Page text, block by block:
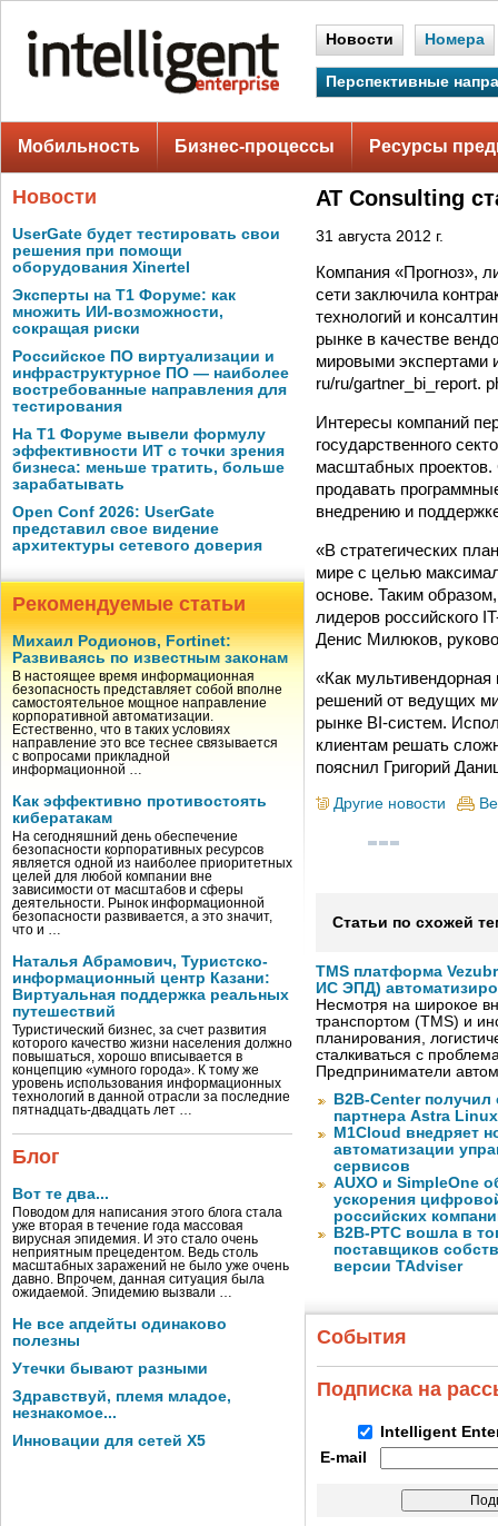
Новости Номера
Перспективные
Мобильность Бизнес-процессы Ресурсы
Новости
UserGate будет тестировать свои
решения при помощи
оборудования Xinertel
Эксперты на Т1 Форуме: как
множить ИИ-возможности,
сокращая риски
Российское ПО виртуализации и
инфраструктурное ПО — наиболее
востребованные направления для
тестирования
На Т1 Форуме вывели формулу
эффективности ИТ с точки зрения
бизнеса: меньше тратить, больше
зарабатывать
Open Conf 2026: UserGate
представил свое видение
архитектуры сетевого доверия
Рекомендуемые статьи
Михаил Родионов, Fortinet:
Развиваясь по известным законам
В настоящее время информационная
безопасность представляет собой вполне
самостоятельное мощное направление
корпоративной автоматизации.
Естественно, что в таких условиях
направление это все теснее связывается
с вопросами прикладной
информационной …
Как эффективно противостоять
кибератакам
На сегодняшний день обеспечение
безопасности корпоративных ресурсов
является одной из наиболее приоритетных
целей для любой компании вне
зависимости от масштабов и сферы
деятельности. Рынок информационной
безопасности развивается, а это значит,
что и …
Наталья Абрамович, Туристско-
информационный центр Казани:
Виртуальная поддержка реальных
путешествий
Туристический бизнес, за счет развития
которого качество жизни населения должно
повышаться, хорошо вписывается в
концепцию «умного города». К тому же
уровень использования информационных
технологий в данной отрасли за последние
пятнадцать-двадцать лет …
Блог
Вот те два...
Поводом для написания этого блога стала
уже вторая в течение года массовая
вирусная эпидемия. И это стало очень
неприятным прецедентом. Ведь столь
масштабных заражений не было уже очень
давно. Впрочем, данная ситуация была
ожидаемой. Эпидемию вызвали …
Не все апдейты одинаково
полезны
Утечки бывают разными
Здравствуй, племя младое,
незнакомое...
Инновации для сетей X5
AT Consulting
31 августа 2012 г.
Компания «Прогноз»,
сети заключила
технологий и
рынке в качестве
мировыми экспертами
ru/ru/gartner_bi_report.
Интересы компаний
государственного
масштабных проектов.
продавать
внедрению и
«В стратегических
мире с целью
основе. Таким
лидеров российского
Денис Милюков,
«Как
решений от ведущих
рынке BI-систем.
клиентам решать
пояснил Григорий
Другие новости
Статьи по схожей
TMS платформа
ИС ЭПД)
Несмотря на широкое
транспортом (TMS) и
планирования,
сталкиваться с
Предприниматели
B2B-Center получил
партнера Astra Linux
M1Cloud внедряет
автоматизации
сервисов
AUXO и SimpleOne
ускорения
российских
B2B-РТС вошла в
поставщиков
версии TAdviser
События
Подписка на
Intelligent
E-mail